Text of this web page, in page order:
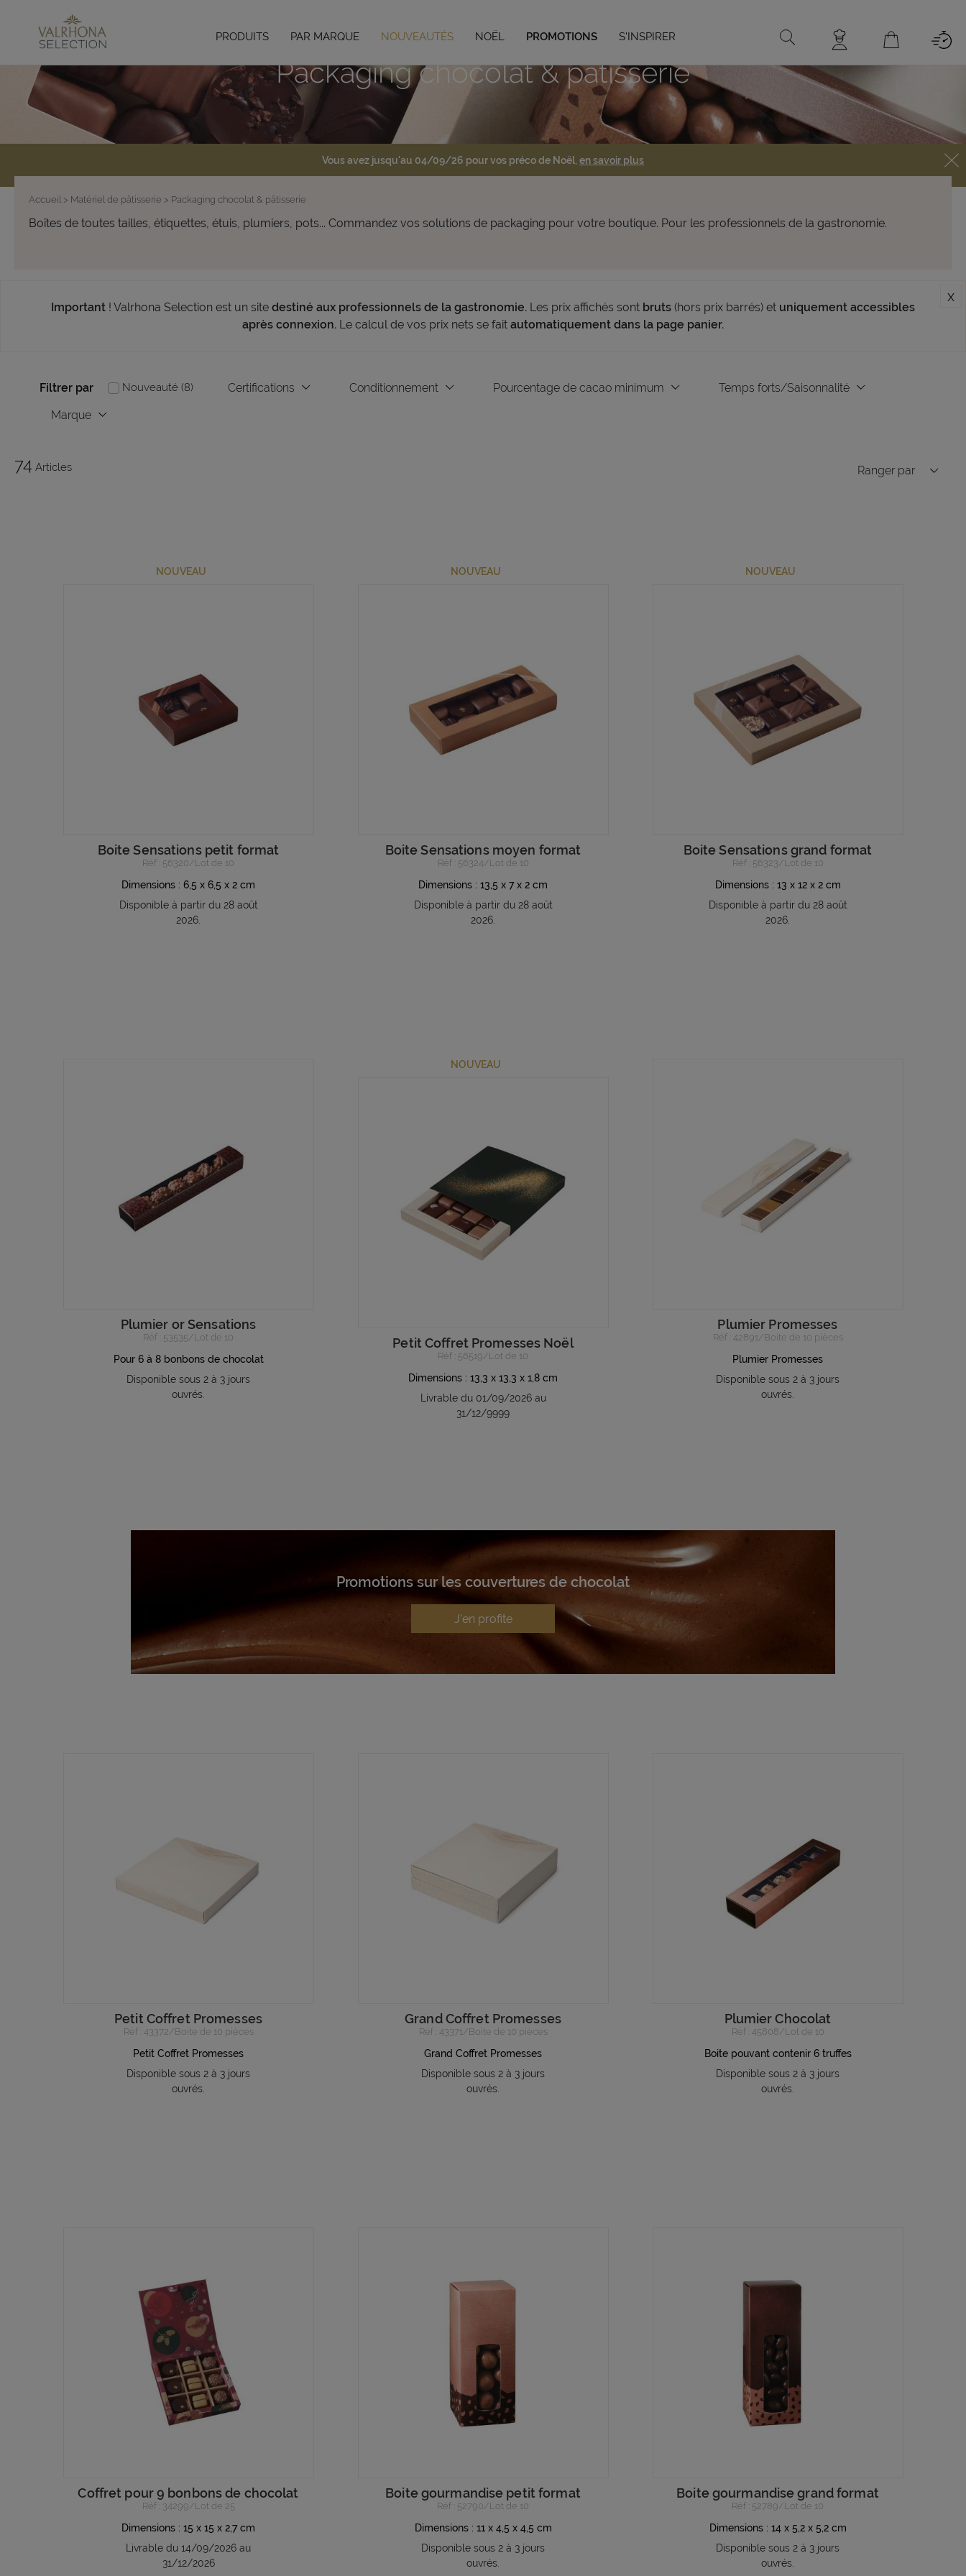
PRODUITS PAR MARQUE NOUVEAUTÉS NOËL PROMOTIONS S'INSPIRER
Packaging chocolat & pâtisserie
Vous avez jusqu'au 04/09/26 pour vos préco de Noël, en savoir plus
Accueil > Matériel de pâtisserie > Packaging chocolat & pâtisserie
Boîtes de toutes tailles, étiquettes, étuis, plumiers, pots... Commandez vos solutions de packaging pour votre boutique. Pour les professionnels de la gastronomie.
Important ! Valrhona Selection est un site destiné aux professionnels de la gastronomie. Les prix affichés sont bruts (hors prix barrés) et uniquement accessibles
après connexion. Le calcul de vos prix nets se fait automatiquement dans la page panier.
x
Filtrer par Nouveauté (8) Certifications Conditionnement Pourcentage de cacao minimum
Temps forts/Saisonnalité
Marque
74 Articles Ranger par
NOUVEAU
Boite Sensations petit format
Réf : 56320/Lot de 10
Dimensions : 6,5 x 6,5 x 2 cm
Disponible à partir du 28 août
2026.
NOUVEAU
Boite Sensations moyen format
Réf : 56324/Lot de 10
Dimensions : 13,5 x 7 x 2 cm
Disponible à partir du 28 août
2026.
NOUVEAU
Boite Sensations grand format
Réf : 56323/Lot de 10
Dimensions : 13 x 12 x 2 cm
Disponible à partir du 28 août
2026.
Plumier or Sensations
Réf : 53535/Lot de 10
Pour 6 à 8 bonbons de chocolat
Disponible sous 2 à 3 jours
ouvrés.
NOUVEAU
Petit Coffret Promesses Noël
Réf : 56519/Lot de 10
Dimensions : 13,3 x 13,3 x 1,8 cm
Livrable du 01/09/2026 au
31/12/9999
Plumier Promesses
Réf : 42891/Boite de 10 pièces
Plumier Promesses
Disponible sous 2 à 3 jours
ouvrés.
Promotions sur les couvertures de chocolat
J'en profite
Petit Coffret Promesses
Réf : 43372/Boite de 10 pièces
Petit Coffret Promesses
Disponible sous 2 à 3 jours
ouvrés.
Grand Coffret Promesses
Réf : 43371/Boite de 10 pièces
Grand Coffret Promesses
Disponible sous 2 à 3 jours
ouvrés.
Plumier Chocolat
Réf : 45808/Lot de 10
Boite pouvant contenir 6 truffes
Disponible sous 2 à 3 jours
ouvrés.
Coffret pour 9 bonbons de chocolat
Réf : 34299/Lot de 25
Dimensions : 15 x 15 x 2,7 cm
Livrable du 14/09/2026 au
31/12/2026
Boite gourmandise petit format
Réf : 52790/Lot de 10
Dimensions : 11 x 4,5 x 4,5 cm
Disponible sous 2 à 3 jours
ouvrés.
Boite gourmandise grand format
Réf : 52789/Lot de 10
Dimensions : 14 x 5,2 x 5,2 cm
Disponible sous 2 à 3 jours
ouvrés.